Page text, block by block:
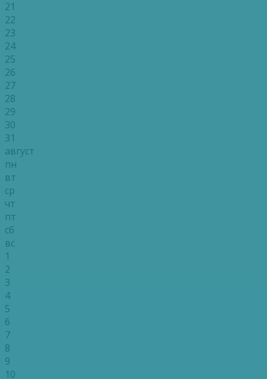
21
22
23
24
25
26
27
28
29
30
31
август
пн
вт
ср
чт
пт
сб
вс
1
2
3
4
5
6
7
8
9
10